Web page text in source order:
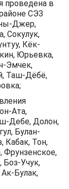
проведена в
СЭЗ
Джер,
Сокулук,
Кёк-
Юрьевка,
Эмчек,
Таш-Дёбё,
Ата,
Дебе, Долон,
Булан-
Кабак, Тон,
Боз-Учук,
Булак,